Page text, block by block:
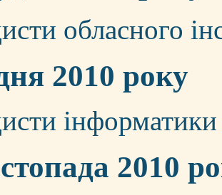
обласного
2010 року
інформатики
2010